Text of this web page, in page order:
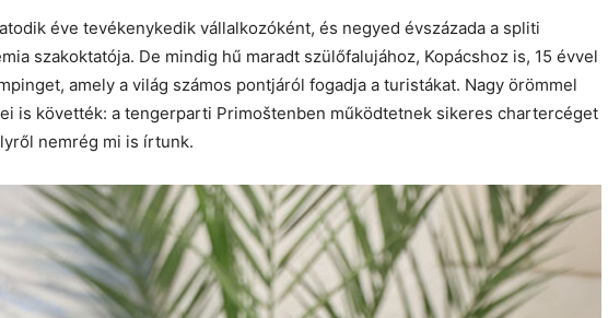
éve tevékenykedik vállalkozóként, és negyed évszázada a spliti
szakoktatója. De mindig hű maradt szülőfalujához, Kopácshoz is, 15 évvel
amely a világ számos pontjáról fogadja a turistákat. Nagy örömmel
is követték: a tengerparti Primoštenben működtetnek sikeres chartercéget
nemrég mi is írtunk.